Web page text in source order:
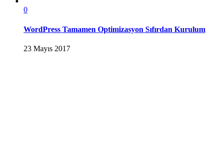
0
WordPress Tamamen Optimizasyon Sıfırdan Kurulum
23 Mayıs 2017